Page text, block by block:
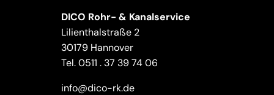
DICO Rohr- & Kanalservice
Lilienthalstraße 2
30179 Hannover
Tel.0511 . 37 39 74 06
info@dico-rk.de